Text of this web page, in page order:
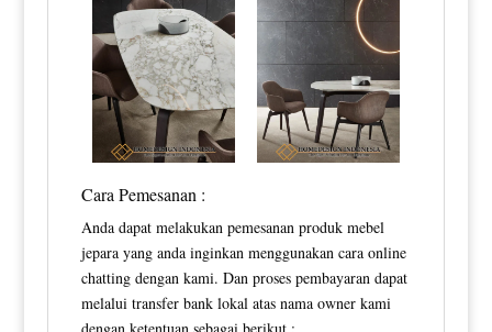
Cara Pemesanan :
Anda dapat melakukan pemesanan produk mebel
jepara yang anda inginkan menggunakan cara online
chatting dengan kami. Dan proses pembayaran dapat
melalui transfer bank lokal atas nama owner kami